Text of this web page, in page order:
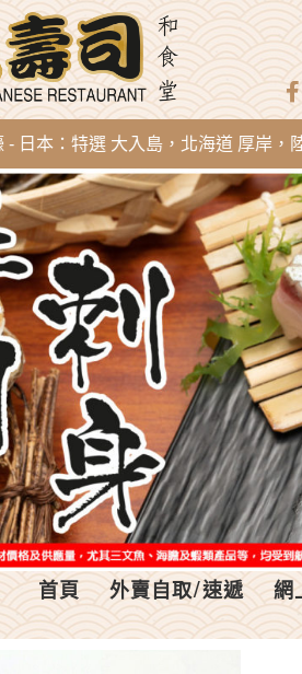
選 大入島，北海道 厚岸，陸前高
首頁 外賣自取/速遞 網